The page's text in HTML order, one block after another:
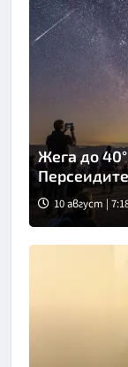
Жега до
10 август |